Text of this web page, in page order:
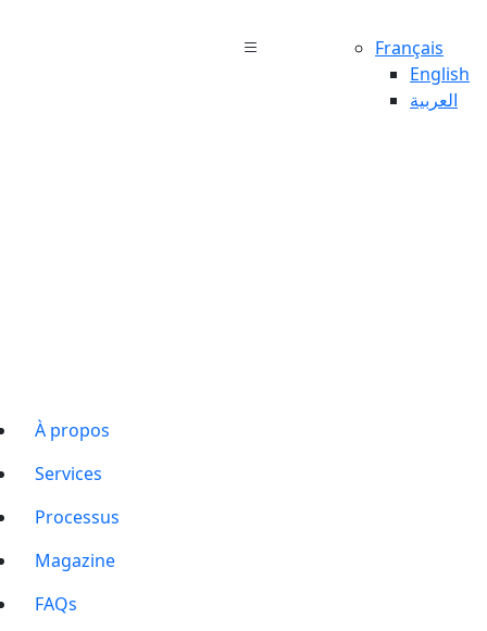
Français
English
العربية
À propos
Services
Processus
Magazine
FAQs